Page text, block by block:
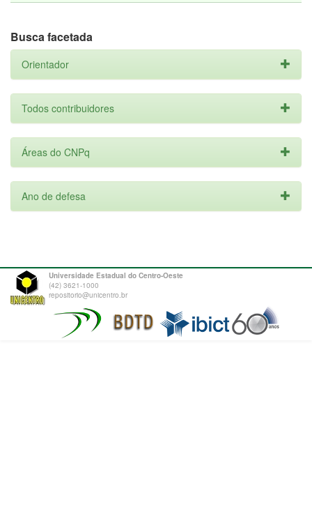
Busca facetada
Orientador
Todos contribuidores
Áreas do CNPq
Ano de defesa
Universidade Estadual do Centro-Oeste
(42) 3621-1000
repositorio@unicentro.br